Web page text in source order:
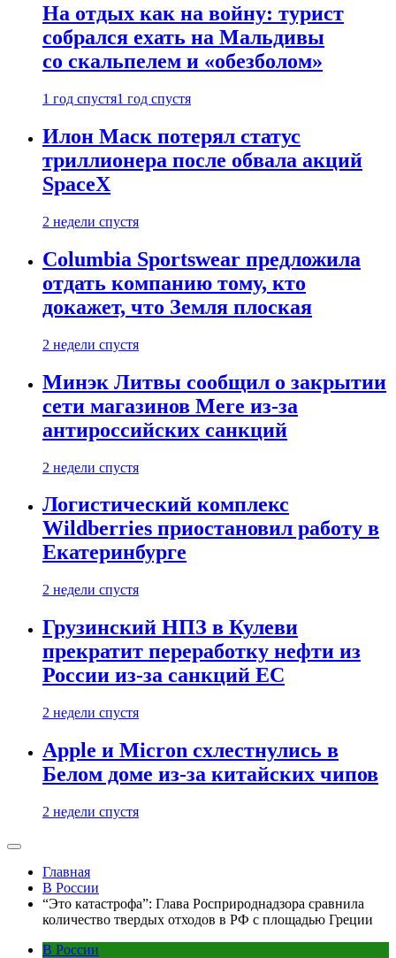
На отдых как на войну: турист
собрался ехать на Мальдивы
со скальпелем и «обезболом»
1 год спустя1 год спустя
Илон Маск потерял статус
триллионера после обвала акций
SpaceX
2 недели спустя
Columbia Sportswear предложила
отдать компанию тому, кто
докажет, что Земля плоская
2 недели спустя
Минэк Литвы сообщил о закрытии
сети магазинов Mere из-за
антироссийских санкций
2 недели спустя
Логистический комплекс
Wildberries приостановил работу в
Екатеринбурге
2 недели спустя
Грузинский НПЗ в Кулеви
прекратит переработку нефти из
России из-за санкций ЕС
2 недели спустя
Apple и Micron схлестнулись в
Белом доме из-за китайских чипов
2 недели спустя
Главная
В России
“Это катастрофа”: Глава Росприроднадзора сравнила
количество твердых отходов в РФ с площадью Греции
В России